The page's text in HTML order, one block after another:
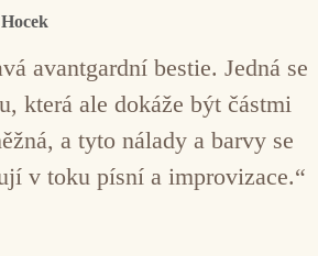
avantgardní bestie. Jedná se
která ale dokáže být částmi
a tyto nálady a barvy se
v toku písní a improvizace.“